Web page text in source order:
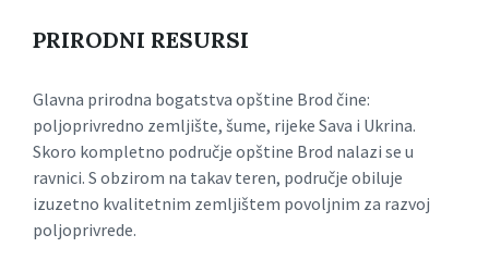
PRIRODNI RESURSI
Glavna prirodna bogatstva opštine Brod čine:
poljoprivredno zemljište, šume, rijeke Sava i Ukrina.
Skoro kompletno područje opštine Brod nalazi se u
ravnici. S obzirom na takav teren, područje obiluje
izuzetno kvalitetnim zemljištem povoljnim za razvoj
poljoprivrede.